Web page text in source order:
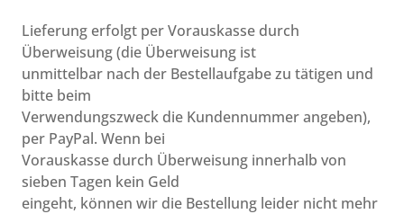
Lieferung erfolgt per Vorauskasse durch
Überweisung (die Überweisung ist
unmittelbar nach der Bestellaufgabe zu tätigen und
bitte beim
Verwendungszweck die Kundennummer angeben),
per PayPal. Wenn bei
Vorauskasse durch Überweisung innerhalb von
sieben Tagen kein Geld
eingeht, können wir die Bestellung leider nicht mehr